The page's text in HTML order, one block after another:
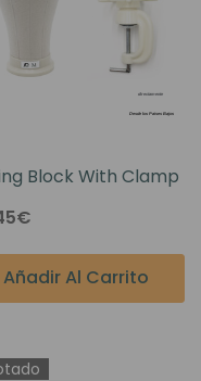
Block With Clamp
Añadir Al Carrito